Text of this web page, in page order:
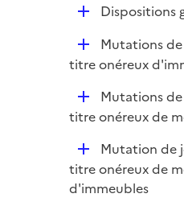
p
l
i
e
r
D
l
r
Dispositions
D
é
i
Mutations
titre onéreux
D
é
i
e
Mutations
titre onéreux de
D
é
p
Mutation de
titre onéreux de
d'immeubles